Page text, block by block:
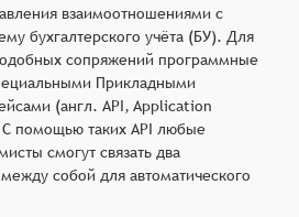
взаимоотношениями с
бухгалтерского учёта (БУ). Для
сопряжений программные
Прикладными
(англ. API, Application
помощью таких API любые
смогут связать два
собой для автоматического